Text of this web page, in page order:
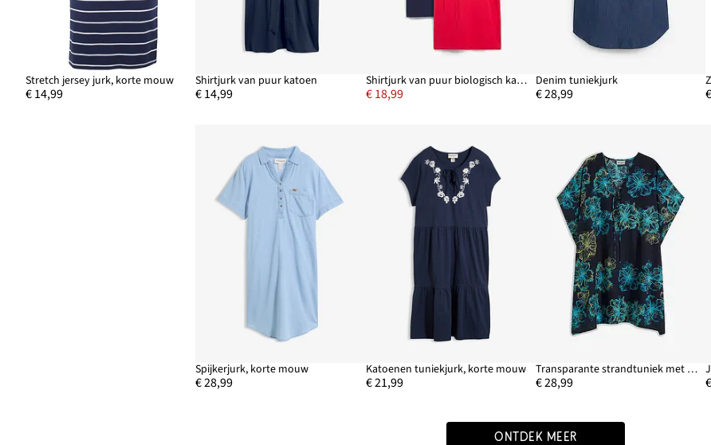
Stretch jersey jurk, korte mouw
€ 14,99
Shirtjurk van puur katoen
€ 14,99
Shirtjurk van puur biologisch katoen (set van 2)
€ 18,99
Denim tuniekjurk
€ 28,99
Spijkerjurk, korte mouw
€ 28,99
Katoenen tuniekjurk, korte mouw
€ 21,99
Transparante strandtuniek met V-hals
€ 28,99
ONTDEK MEER